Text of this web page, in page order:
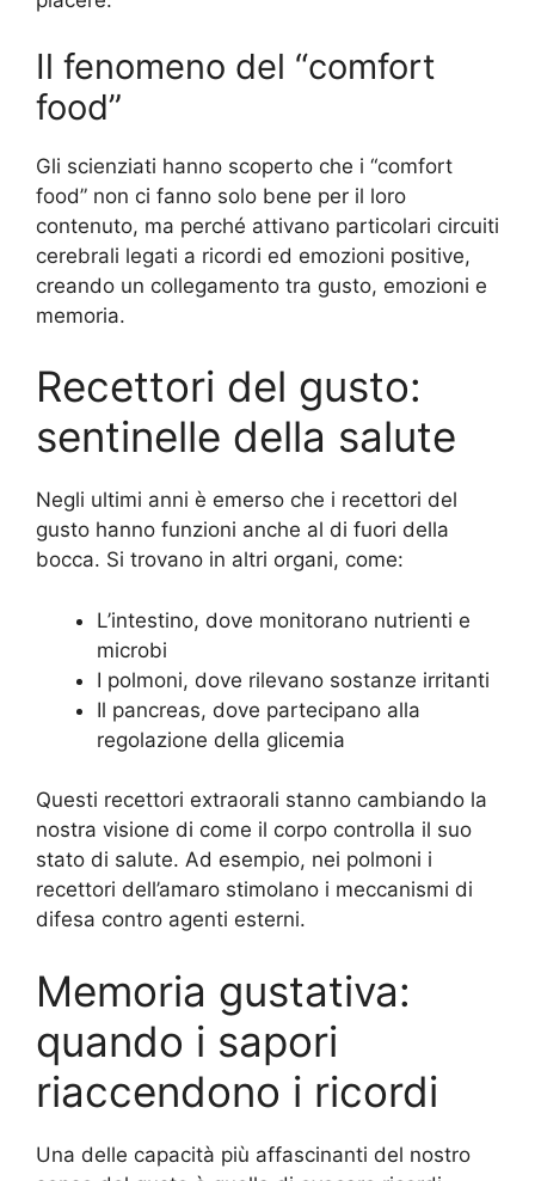
Il fenomeno del “comfort
food”
Gli scienziati hanno scoperto che i “comfort
food” non ci fanno solo bene per il loro
contenuto, ma perché attivano particolari circuiti
cerebrali legati a ricordi ed emozioni positive,
creando un collegamento tra gusto, emozioni e
memoria.
Recettori del gusto:
sentinelle della salute
Negli ultimi anni è emerso che i recettori del
gusto hanno funzioni anche al di fuori della
bocca. Si trovano in altri organi, come:
L’intestino, dove monitorano nutrienti e
microbi
I polmoni, dove rilevano sostanze irritanti
Il pancreas, dove partecipano alla
regolazione della glicemia
Questi recettori extraorali stanno cambiando la
nostra visione di come il corpo controlla il suo
stato di salute. Ad esempio, nei polmoni i
recettori dell’amaro stimolano i meccanismi di
difesa contro agenti esterni.
Memoria gustativa:
quando i sapori
riaccendono i ricordi
Una delle capacità più affascinanti del nostro